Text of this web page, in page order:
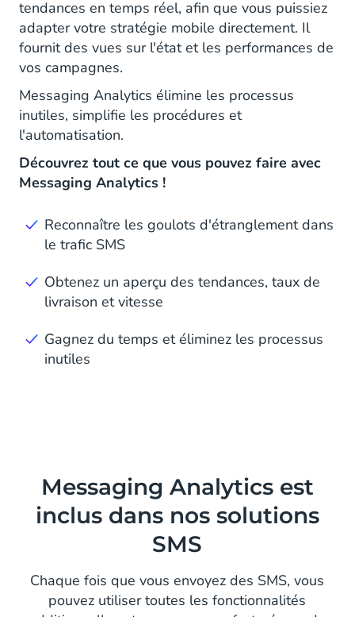
tendances en temps réel, afin que vous puissiez
adapter votre stratégie mobile directement. Il
fournit des vues sur l'état et les performances de
vos campagnes.
Messaging Analytics élimine les processus
inutiles, simplifie les procédures et
l'automatisation.
Découvrez tout ce que vous pouvez faire avec
Messaging Analytics !
Reconnaître les goulots d'étranglement dans
le trafic SMS
Obtenez un aperçu des tendances, taux de
livraison et vitesse
Gagnez du temps et éliminez les processus
inutiles
Messaging Analytics est
inclus dans nos solutions
SMS
Chaque fois que vous envoyez des SMS, vous
pouvez utiliser toutes les fonctionnalités